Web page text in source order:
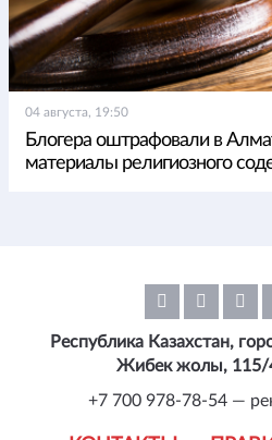
04 августа, 19:50
Блогера оштрафовали в
материалы религиозного
Республика Казахстан,
Жибек жолы, 115/
+7 700 978-78-54 —